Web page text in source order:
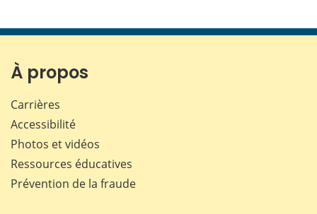
À propos
Carrières
Accessibilité
Photos et vidéos
Ressources éducatives
Prévention de la fraude